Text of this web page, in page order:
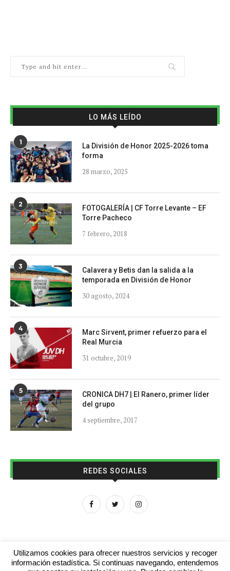
LO MÁS LEÍDO
1
La División de Honor 2025-2026 toma
forma
28 marzo, 2025
2
FOTOGALERÍA | CF Torre Levante – EF
Torre Pacheco
7 febrero, 2018
3
Calavera y Betis dan la salida a la
temporada en División de Honor
30 agosto, 2024
4
Marc Sirvent, primer refuerzo para el
Real Murcia
31 octubre, 2019
5
CRONICA DH7 | El Ranero, primer líder
del grupo
4 septiembre, 2017
REDES SOCIALES
Utilizamos cookies para ofrecer nuestros servicios y recoger
información estadística. Si continuas navegando, entendemos